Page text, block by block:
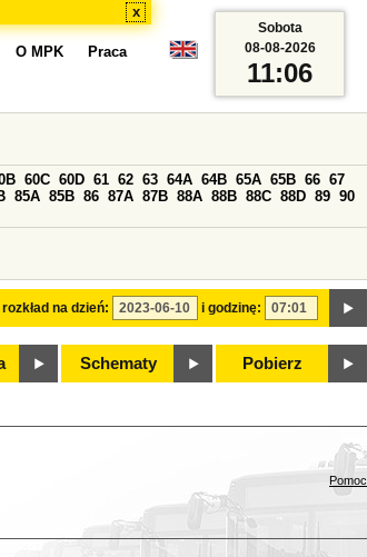
x
O MPK Praca
na dzień: i godzinę:
60C 60D 61 62 63 64A 64B 65A 65B 66 67
85A 85B 86 87A 87B 88A 88B 88C 88D 89 90
Schematy Pobierz
Sobota
08-08-2026
11:06
Pomoc